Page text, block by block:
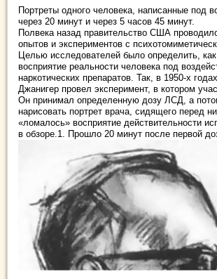
Портреты одного человека, написанные под
через 20 минут и через 5 часов 45 минут.
Полвека назад правительство США
опытов и экспериментов с
Целью исследователей было определить,
восприятие реальности человека под
наркотических препаратов. Так, в 1950-х
Джанигер провел эксперимент, в котором
Он принимал определенную дозу ЛСД, а
нарисовать портрет врача, сидящего перед
«ломалось» восприятие действительности
в обзоре.1. Прошло 20 минут после первой